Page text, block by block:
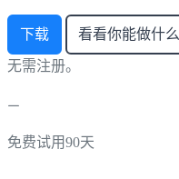
下载 看看你能做什么
无需注册。
免费试用90天